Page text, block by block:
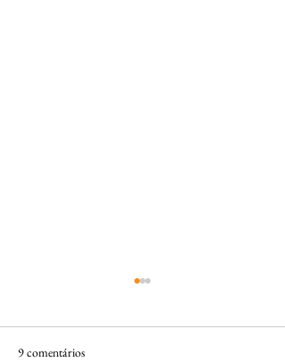
9 comentários